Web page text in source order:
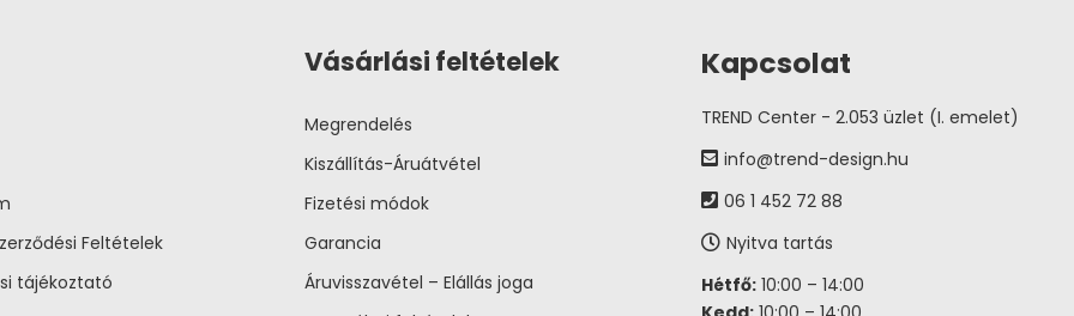
Feltételek
tájékoztató
Vásárlási feltételek
Megrendelés
Kiszállítás-Áruátvétel
Fizetési módok
Garancia
Áruvisszavétel – Elállás joga
Kapcsolat
TREND Center - 2.053 üzlet (I. emelet)
info@trend-design.hu
06 1 452 72 88
Nyitva tartás
Hétfő: 10:00 – 14:00